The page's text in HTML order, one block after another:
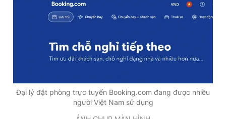
Hotline
0906 645 777
Liên hệ quảng cáo
0908 780 404
Đại lý đặt phòng trực tuyến Booking.com đang được nhiều
người Việt Nam sử dụng